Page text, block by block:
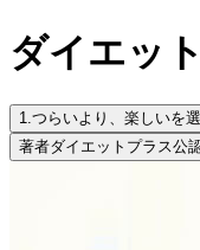
ダイエッ
1.つらいより、楽しいを
著者ダイエットプラス公